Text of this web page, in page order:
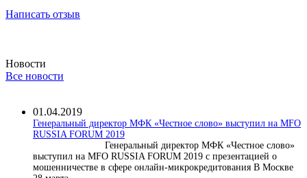
Написать отзыв
Новости
Все новости
01.04.2019
Генеральный директор МФК «Честное слово» выступил на MFO
RUSSIA FORUM 2019
Генеральный директор МФК «Честное слово»
выступил на MFO RUSSIA FORUM 2019 с презентацией о
мошенничестве в сфере онлайн-микрокредитования В Москве